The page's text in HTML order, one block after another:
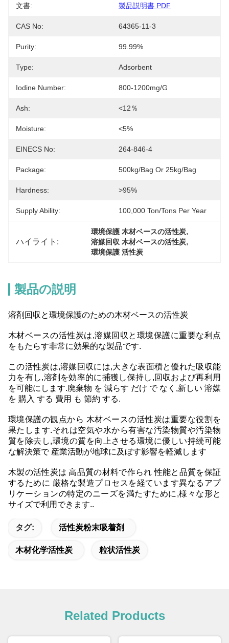
文書: 製品説明書 PDF
CAS No: 64365-11-3
Purity: 99.99%
Type: Adsorbent
Iodine Number: 800-1200mg/g
Ash: <12％
Moisture: <5%
EINECS No: 264-846-4
Package: 500kg/bag Or 25kg/bag
Hardness: >95%
Supply Ability: 100,000 Ton/Tons Per Year
ハイライト:
環境保護 木材ベースの活性炭,
溶媒回収 木材ベースの活性炭,
環境保護 活性炭
製品の説明
溶剤回収と環境保護のための木材ベースの活性炭
木材ベースの活性炭は,溶媒回収と環境保護に重要な利点
をもたらす非常に効果的な製品です.
この活性炭は,溶媒回収には,大きな表面積と優れた吸収能
力を有し,溶剤を効率的に捕獲し保持し,回収および再利用
を可能にします.廃棄物 を 減らす だけ で なく,新しい 溶媒
を 購入 する 費用 も 節約 する.
環境保護の観点から 木材ベースの活性炭は重要な役割を
果たします.それは空気や水から有害な汚染物質や汚染物
質を除去し,環境の質を向上させる環境に優しい持続可能
な解決策で 産業活動が地球に及ぼす影響を軽減します
木製の活性炭は 高品質の材料で作られ 性能と品質を保証
するために 厳格な製造プロセスを経ています異なるアプ
リケーションの特定のニーズを満たすために,様々な形と
サイズで利用できます..
タグ: 活性炭粉末吸着剤
木材化学活性炭 粒状活性炭
Related Products